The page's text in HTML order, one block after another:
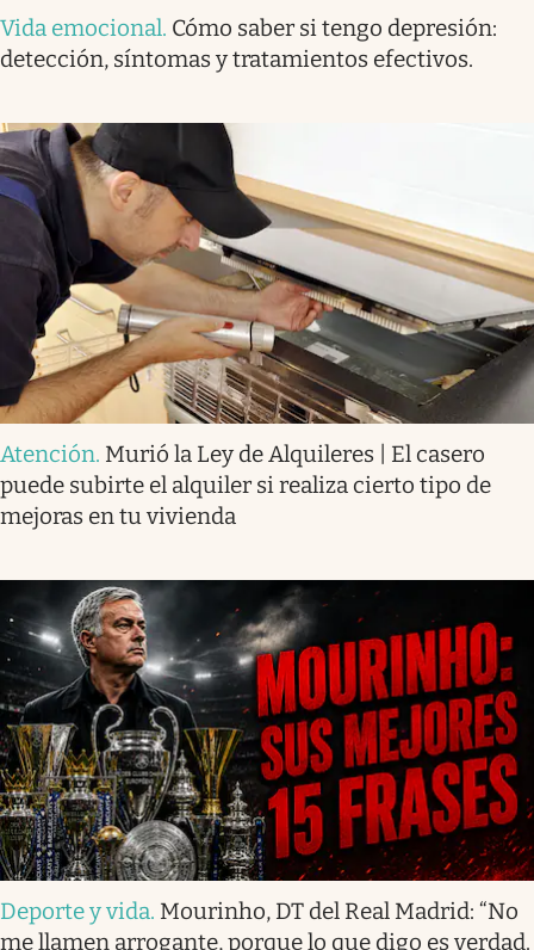
Vida emocional. Cómo saber si tengo depresión:
detección, síntomas y tratamientos efectivos.
Atención. Murió la Ley de Alquileres | El casero
puede subirte el alquiler si realiza cierto tipo de
mejoras en tu vivienda
Deporte y vida. Mourinho, DT del Real Madrid: “No
me llamen arrogante, porque lo que digo es verdad.